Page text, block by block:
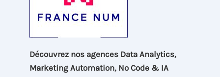
Découvrez nos agences Data Analytics,
Marketing Automation, No Code & IA